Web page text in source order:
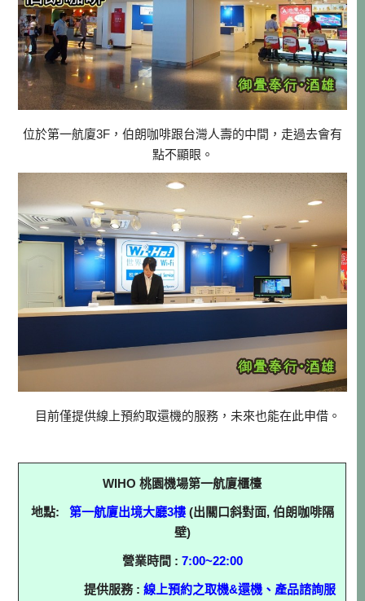
位於第一航廈3F，伯朗咖啡跟台灣人壽的中間，走過去會有
點不顯眼。
目前僅提供線上預約取還機的服務，未來也能在此申借。
WIHO 桃園機場第一航廈櫃檯
地點: 第一航廈出境大廳3樓(出關口斜對面, 伯朗咖啡隔
壁)
營業時間 : 7:00~22:00
提供服務 :線上預約之取機&還機、產品諮詢服